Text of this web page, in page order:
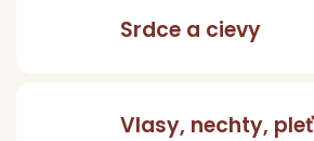
Srdce a cievy
Vlasy, nechty, pleť